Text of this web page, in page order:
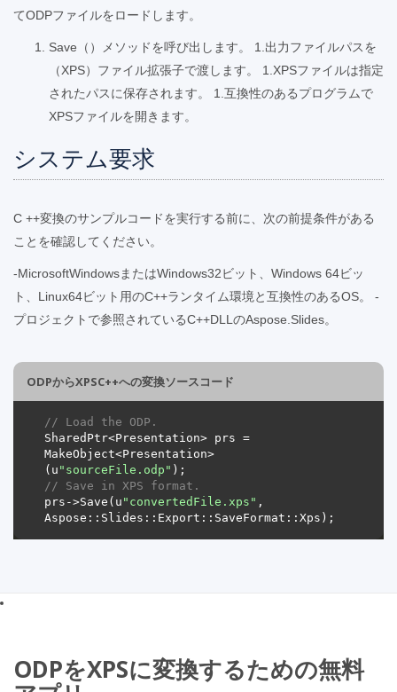
てODPファイルをロードします。
Save（）メソッドを呼び出します。 1.出力ファイルパスを
（XPS）ファイル拡張子で渡します。 1.XPSファイルは指定
されたパスに保存されます。 1.互換性のあるプログラムで
XPSファイルを開きます。
システム要求
C ++変換のサンプルコードを実行する前に、次の前提条件がある
ことを確認してください。
-MicrosoftWindowsまたはWindows32ビット、Windows 64ビッ
ト、Linux64ビット用のC++ランタイム環境と互換性のあるOS。 -
プロジェクトで参照されているC++DLLのAspose.Slides。
ODPからXPSC++への変換ソースコード
// Load the ODP.
SharedPtr<Presentation> prs =
MakeObject<Presentation>
(u "sourceFile.odp"
// Save in XPS format.
prs->Save(u "convertedFile.xps" ,
ODPをXPSに変換するための無料